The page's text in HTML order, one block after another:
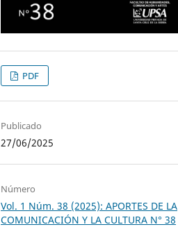
PDF
Publicado
27/06/2025
Número
Vol. 1 Núm. 38 (2025): APORTES DE LA
COMUNICACIÓN Y LA CULTURA N° 38